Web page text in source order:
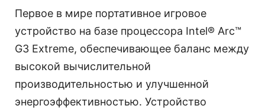
Первое в мире портативное игровое
устройство на базе процессора Intel® Arc™
G3 Extreme, обеспечивающее баланс между
высокой вычислительной
производительностью и улучшенной
энергоэффективностью. Устройство